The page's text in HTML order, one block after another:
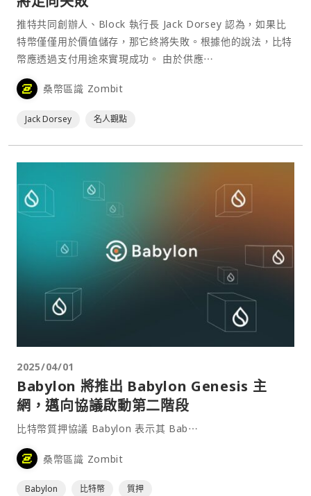
推特共同創辦人、Block 執行長 Jack Dorsey 認為，如果比
特幣僅僅用於價值儲存，那它終將失敗。根據他的說法，比特
幣應透過支付用途來實現成功。 由於供應⋯
桑幣區識 Zombit
Jack Dorsey 名人觀點
2025/04/01
Babylon 將推出 Babylon Genesis 主
網，邁向協議啟動第二階段
比特幣質押協議 Babylon 表示其 Bab⋯
桑幣區識 Zombit
Babylon 比特幣 質押